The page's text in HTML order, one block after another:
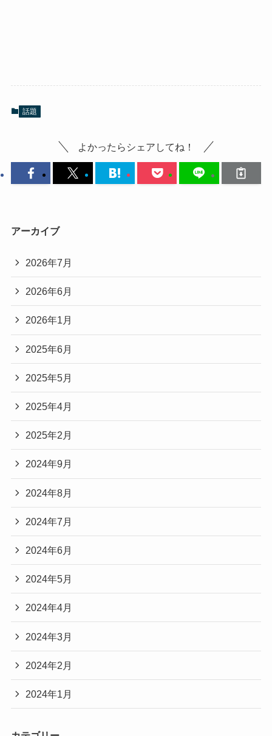
話題
よかったらシェアしてね！
アーカイブ
2026年7月
2026年6月
2026年1月
2025年6月
2025年5月
2025年4月
2025年2月
2024年9月
2024年8月
2024年7月
2024年6月
2024年5月
2024年4月
2024年3月
2024年2月
2024年1月